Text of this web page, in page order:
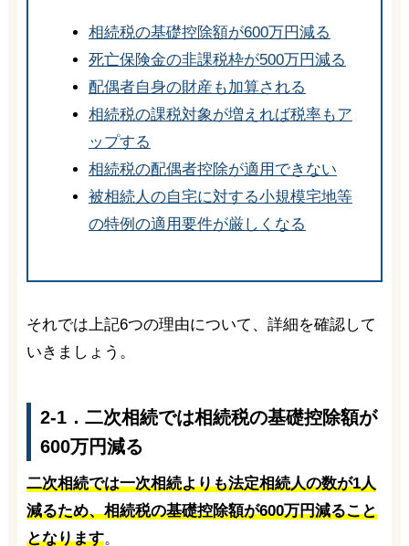
相続税の基礎控除額が600万円減る
死亡保険金の非課税枠が500万円減る
配偶者自身の財産も加算される
相続税の課税対象が増えれば税率もア
ップする
相続税の配偶者控除が適用できない
被相続人の自宅に対する小規模宅地等
の特例の適用要件が厳しくなる
それでは上記6つの理由について、詳細を確認して
いきましょう。
2-1．二次相続では相続税の基礎控除額が
600万円減る
二次相続では一次相続よりも法定相続人の数が1人
減るため、相続税の基礎控除額が600万円減ること
となります。